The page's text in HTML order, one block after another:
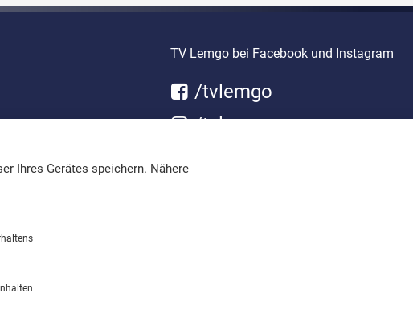
TV Lemgo bei Facebook und Instagram
/tvlemgo
/tvlemgo
Ihres Gerätes speichern. Nähere